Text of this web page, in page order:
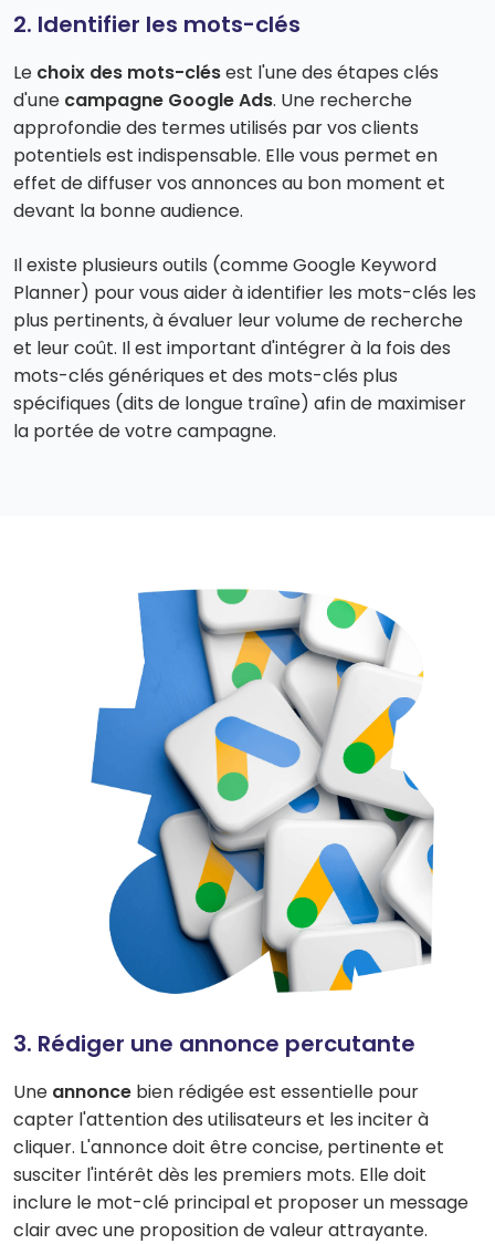
2. Identifier les mots-clés
Le choix des mots-clésest l'une des étapes clés
d'une campagne Google Ads. Une recherche
approfondie des termes utilisés par vos clients
potentiels est indispensable. Elle vous permet en
effet de diffuser vos annonces au bon moment et
devant la bonne audience.
Il existe plusieurs outils (comme Google Keyword
Planner) pour vous aider à identifier les mots-clés les
plus pertinents, à évaluer leur volume de recherche
et leur coût. Il est important d'intégrer à la fois des
mots-clés génériques et des mots-clés plus
spécifiques (dits de longue traîne) afin de maximiser
la portée de votre campagne.
3. Rédiger une annonce percutante
Une annonce bien rédigée est essentielle pour
capter l'attention des utilisateurs et les inciter à
cliquer. L'annonce doit être concise, pertinente et
susciter l'intérêt dès les premiers mots. Elle doit
inclure le mot-clé principal et proposer un message
clair avec une proposition de valeur attrayante.